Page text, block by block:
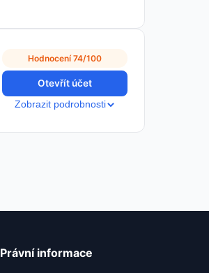
Hodnocení 74/100
Otevřít účet
Zobrazit podrobnosti
Právní informace